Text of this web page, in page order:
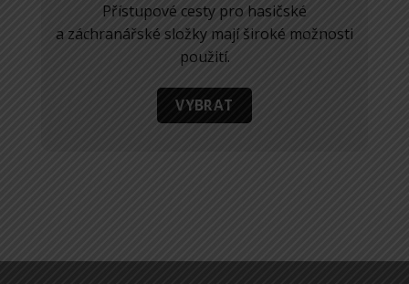
Přístupové cesty pro hasičské
a záchranářské složky mají široké možnosti
použití.
VYBRAT